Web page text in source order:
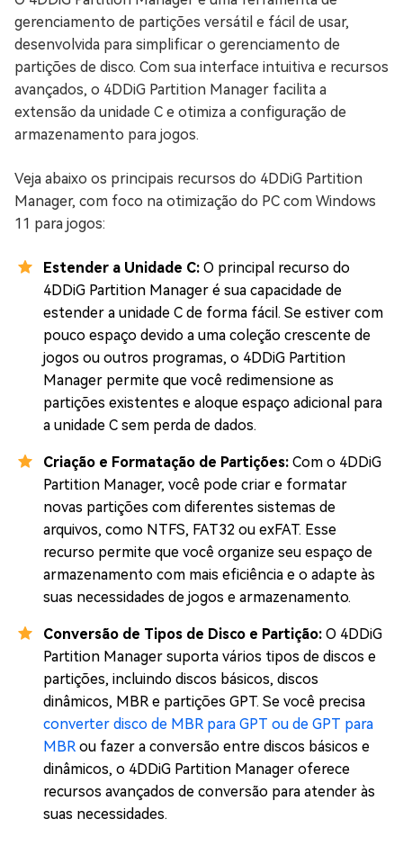
gerenciamento de partições versátil e fácil de usar,
desenvolvida para simplificar o gerenciamento de
partições de disco. Com sua interface intuitiva e recursos
avançados, o 4DDiG Partition Manager facilita a
extensão da unidade C e otimiza a configuração de
armazenamento para jogos.
Veja abaixo os principais recursos do 4DDiG Partition
Manager, com foco na otimização do PC com Windows
11 para jogos:
Estender a Unidade C: O principal recurso do
4DDiG Partition Manager é sua capacidade de
estender a unidade C de forma fácil. Se estiver com
pouco espaço devido a uma coleção crescente de
jogos ou outros programas, o 4DDiG Partition
Manager permite que você redimensione as
partições existentes e aloque espaço adicional para
a unidade C sem perda de dados.
Criação e Formatação de Partições: Com o 4DDiG
Partition Manager, você pode criar e formatar
novas partições com diferentes sistemas de
arquivos, como NTFS, FAT32 ou exFAT. Esse
recurso permite que você organize seu espaço de
armazenamento com mais eficiência e o adapte às
suas necessidades de jogos e armazenamento.
Conversão de Tipos de Disco e Partição: O 4DDiG
Partition Manager suporta vários tipos de discos e
partições, incluindo discos básicos, discos
dinâmicos, MBR e partições GPT. Se você precisa
converter disco de MBR para GPT ou de GPT para
MBR ou fazer a conversão entre discos básicos e
dinâmicos, o 4DDiG Partition Manager oferece
recursos avançados de conversão para atender às
suas necessidades.